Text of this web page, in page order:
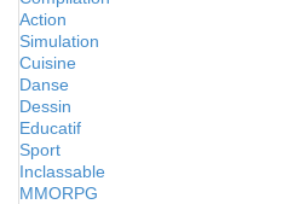
Action
Simulation
Cuisine
Danse
Dessin
Educatif
Sport
Inclassable
MMORPG